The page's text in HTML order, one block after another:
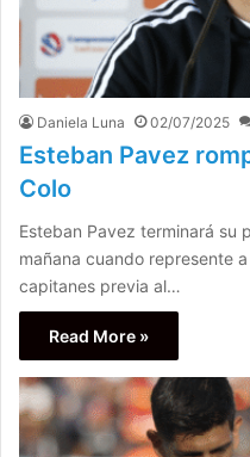
Daniela Luna 02/07/2025
Esteban Pavez
Colo
Esteban Pavez terminará su
mañana cuando represente
capitanes previa al…
Read More »